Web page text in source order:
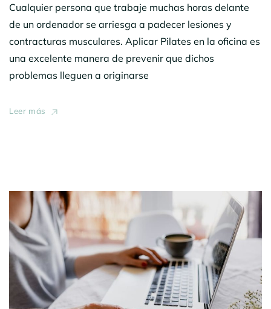
Cualquier persona que trabaje muchas horas delante
de un ordenador se arriesga a padecer lesiones y
contracturas musculares. Aplicar Pilates en la oficina es
una excelente manera de prevenir que dichos
problemas lleguen a originarse
Leer más